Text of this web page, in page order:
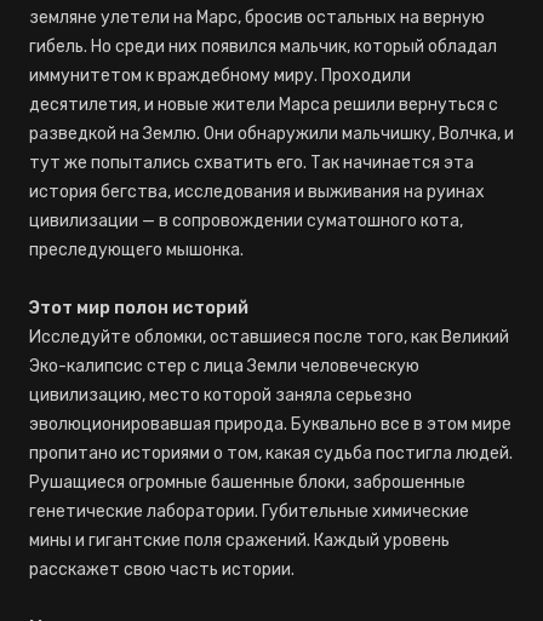
земляне улетели на Марс, бросив остальных на верную
гибель. Но среди них появился мальчик, который обладал
иммунитетом к враждебному миру. Проходили
десятилетия, и новые жители Марса решили вернуться с
разведкой на Землю. Они обнаружили мальчишку, Волчка, и
тут же попытались схватить его. Так начинается эта
история бегства, исследования и выживания на руинах
цивилизации — в сопровождении суматошного кота,
преследующего мышонка.
Этот мир полон историй
Исследуйте обломки, оставшиеся после того, как Великий
Эко-калипсис стер с лица Земли человеческую
цивилизацию, место которой заняла серьезно
эволюционировавшая природа. Буквально все в этом мире
пропитано историями о том, какая судьба постигла людей.
Рушащиеся огромные башенные блоки, заброшенные
генетические лаборатории. Губительные химические
мины и гигантские поля сражений. Каждый уровень
расскажет свою часть истории.